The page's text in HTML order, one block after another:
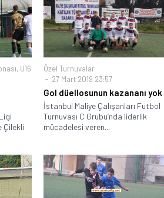
, U16
Çilekli
Özel Turnuvalar
27 Mart 2019 23:57
Gol düellosunun kazananı yok
İstanbul Maliye Çalışanları Futbol
Turnuvası C Grubu’nda liderlik
mücadelesi veren...